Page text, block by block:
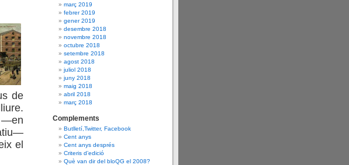
de
—en
el
març 2019
febrer 2019
gener 2019
desembre 2018
novembre 2018
octubre 2018
setembre 2018
agost 2018
juliol 2018
juny 2018
maig 2018
abril 2018
març 2018
Complements
Butlletí,Twitter, Facebook
Cent anys
Cent anys després
Criteris d’edició
Què van dir del bloQG el 2008?